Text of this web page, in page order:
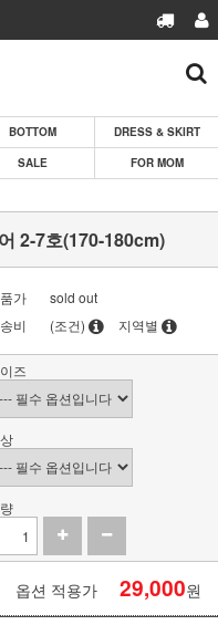
BOTTOM
DRESS & SKIRT
SALE FOR MOM
2-7호(170-180cm)
가
sold out
비
(조건) 지역별
즈
옵션 적용가 29,000원